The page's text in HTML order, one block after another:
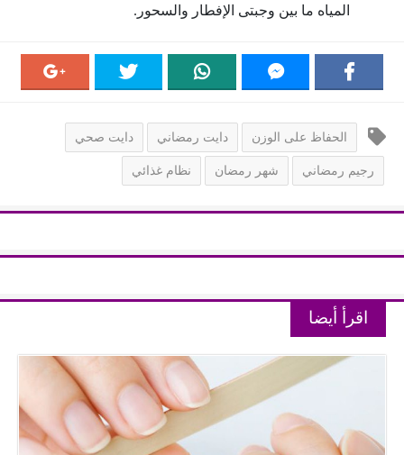
المياه ما بين وجبتى الإفطار والسحور.
الحفاظ على الوزن دايت رمضاني دايت صحي
رجيم رمضاني شهر رمضان نظام غذائي
اقرأ أيضا